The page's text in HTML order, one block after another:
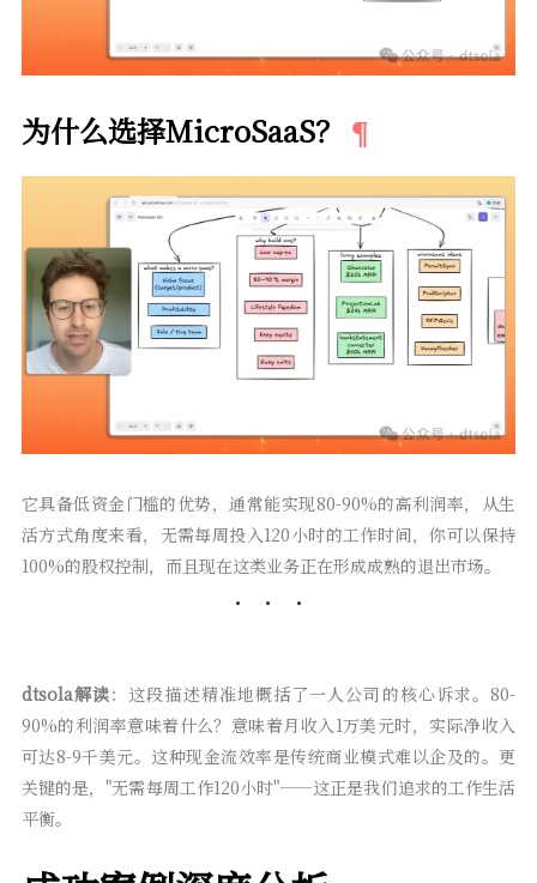
为什么选择MicroSaaS？
它具备低资金门槛的优势，通常能实现80-90%的高利润率，从生
活方式角度来看，无需每周投入120小时的工作时间，你可以保持
100%的股权控制，而且现在这类业务正在形成成熟的退出市场。
dtsola解读：这段描述精准地概括了一人公司的核心诉求。80-
90%的利润率意味着什么？意味着月收入1万美元时，实际净收入
可达8-9千美元。这种现金流效率是传统商业模式难以企及的。更
关键的是，"无需每周工作120小时"——这正是我们追求的工作生活
平衡。